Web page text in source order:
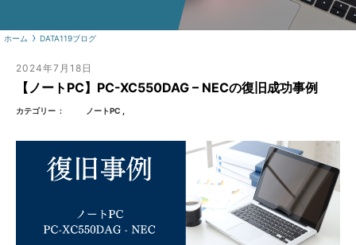
ホーム DATA119ブログ
2024年7月18日
【ノートPC】PC-XC550DAG – NECの復旧成功事例
カテゴリー ノートPC